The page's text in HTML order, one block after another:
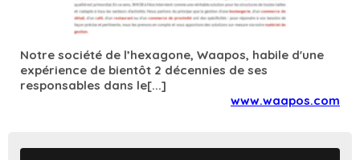
Notre société de l’hexagone, Waapos, habile d'une
expérience de bientôt 2 décennies de ses
responsables dans le[...]
www.waapos.com